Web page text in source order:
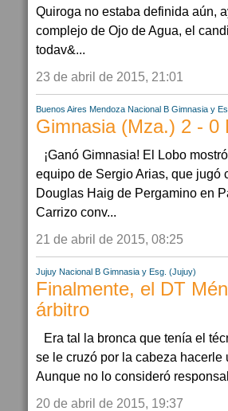
Quiroga no estaba definida aún,
complejo de Ojo de Agua, el
todav&...
23 de abril de 2015, 21:01
Buenos Aires Mendoza Nacional B Gimnasia y
Gimnasia (Mza.) 2 - 0
¡Ganó Gimnasia! El Lobo
equipo de Sergio Arias, que jugó
Douglas Haig de Pergamino en
Carrizo conv...
21 de abril de 2015, 08:25
Jujuy Nacional B Gimnasia y Esg. (Jujuy)
Finalmente, el DT
árbitro
Era tal la bronca que tenía el
se le cruzó por la cabeza
Aunque no lo consideró
20 de abril de 2015, 19:37